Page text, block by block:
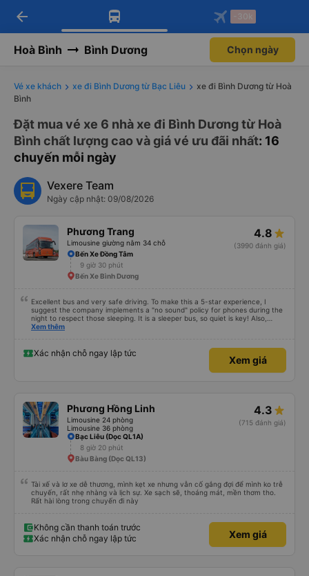
Tải app Vexere ngay!
Nhận ưu đãi thành viên độc
Mở app
Tải app Vexere
-30k/ghế khi đặt vé máy bay qua
Mở app
arrow_back -30k
Hoà Bình Bình Dương Chọn ngày
Vé xe khách xe đi Bình Dương từ Bạc Liêu
xe đi Bình Dương từ Hoà
Bình
Đặt mua vé xe 6 nhà xe đi Bình Dương từ Hoà
Bình chất lượng cao và giá vé ưu đãi nhất: 16
chuyến mỗi ngày
Vexere Team
Ngày cập nhật: 09/08/2026
Phương Trang
Limousine giường nằm 34 chỗ
4.8
(3990 đánh giá)
Bến Xe Đồng Tâm
9 giờ 30 phút
Bến Xe Bình Dương
Excellent bus and very safe driving. To make this a 5-star experience, I
suggest the company implements a "no sound" policy for phones during the
night to respect those sleeping. It is a sleeper bus, so quiet is key! Also,
please display the Wi-Fi password clearly inside the cabin for convenience. I
quy định rõ ràng về việc giữ im lặng (tắt âm thanh điện thoại) vào ban đêm
để tránh làm phiền hành khách khác ngủ. Ngoài ra, nhà xe nên dán sẵn mật
khẩu Wi-Fi trong xe để hành khách dễ dàng sử dụng. Tôi vẫn sẽ tiếp tục ủng
Xem thêm
Xác nhận chỗ ngay lập tức
Xem giá
Phương Hồng Linh
Limousine 24 phòng
Limousine 36 phòng
4.3
(715 đánh giá)
Bạc Liêu (Dọc QL1A)
8 giờ 20 phút
Bàu Bàng (Dọc QL13)
Tài xế và lơ xe dễ thương, mình kẹt xe nhưng vẫn cố gắng đợi để mình ko trễ
chuyến, rất nhẹ nhàng và lịch sự. Xe sạch sẽ, thoáng mát, mền thơm tho.
Rất hài lòng trong chuyến đi này
Không cần thanh toán trước
Xác nhận chỗ ngay lập tức
Xem giá